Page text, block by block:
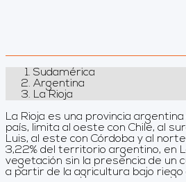
Sudamérica
Argentina
La Rioja
La Rioja es una provincia
país, limita al oeste con Chile, al
Luis, al este con Córdoba y al norte con Catamarca. Con
3,22% del territorio argentino, en
vegetación sin la presencia de un curso de
a partir de la agricultura bajo riego
principalmente, sin embargo
últimos años, sobresaliendo el
población estimada en el 2010 es de 331. 847 habitantes,
su capital que es la ciudad
Rioja fue la provincia que menos inmigrantes